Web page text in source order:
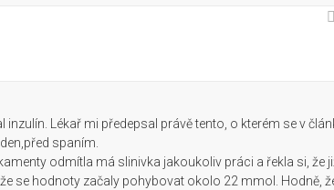
Lékař mi předepsal právě tento, o kterém se v
spaním.
odmítla má slinivka jakoukoliv práci a řekla si, že
se hodnoty začaly pohybovat okolo 22 mmol. Hodně,